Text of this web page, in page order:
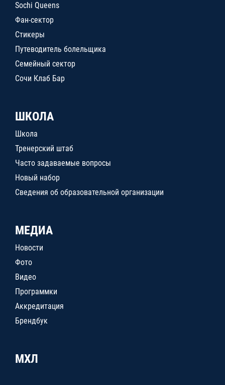
Sochi Queens
Фан-сектор
Стикеры
Путеводитель болельщика
Семейный сектор
Сочи Клаб Бар
ШКОЛА
Школа
Тренерский штаб
Часто задаваемые вопросы
Новый набор
Сведения об образовательной организации
МЕДИА
Новости
Фото
Видео
Программки
Аккредитация
Брендбук
МХЛ